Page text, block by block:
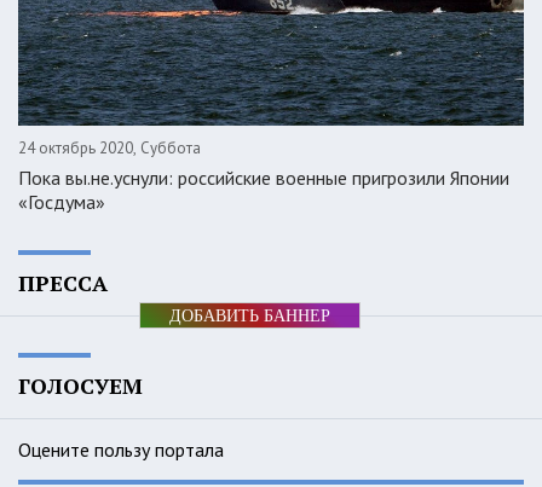
24 октябрь 2020, Суббота
Пока вы.не.уснули: российские военные пригрозили Японии
«Госдума»
ПРЕССА
ДОБАВИТЬ БАННЕР
ГОЛОСУЕМ
Оцените пользу портала